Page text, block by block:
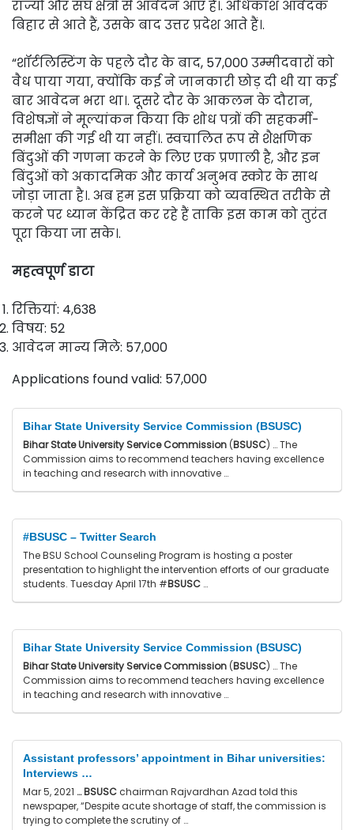
राज्यों और संघ क्षेत्रों से आवेदन आए हैं।. अधिकांश आवेदक
बिहार से आते हैं, उसके बाद उत्तर प्रदेश आते हैं।.
“शॉर्टलिस्टिंग के पहले दौर के बाद, 57,000 उम्मीदवारों को
वैध पाया गया, क्योंकि कई ने जानकारी छोड़ दी थी या कई
बार आवेदन भरा था।. दूसरे दौर के आकलन के दौरान,
विशेषज्ञों ने मूल्यांकन किया कि शोध पत्रों की सहकर्मी-
समीक्षा की गई थी या नहीं।. स्वचालित रूप से शैक्षणिक
बिंदुओं की गणना करने के लिए एक प्रणाली है, और इन
बिंदुओं को अकादमिक और कार्य अनुभव स्कोर के साथ
जोड़ा जाता है।. अब हम इस प्रक्रिया को व्यवस्थित तरीके से
करने पर ध्यान केंद्रित कर रहे हैं ताकि इस काम को तुरंत
पूरा किया जा सके।.
महत्वपूर्ण डाटा
रिक्तियां: 4,638
विषय: 52
आवेदन मान्य मिले: 57,000
Applications found valid: 57,000
Bihar State University Service Commission (BSUSC)
Bihar State University Service Commission (BSUSC) … The
Commission aims to recommend teachers having excellence
in teaching and research with innovative …
#BSUSC – Twitter Search
The BSU School Counseling Program is hosting a poster
presentation to highlight the intervention efforts of our graduate
students. Tuesday April 17th #BSUSC …
Bihar State University Service Commission (BSUSC)
Bihar State University Service Commission (BSUSC) … The
Commission aims to recommend teachers having excellence
in teaching and research with innovative …
Assistant professors’ appointment in Bihar universities:
Interviews …
Mar 5, 2021 …BSUSCchairman Rajvardhan Azad told this
newspaper, “Despite acute shortage of staff, the commission is
trying to complete the scrutiny of …